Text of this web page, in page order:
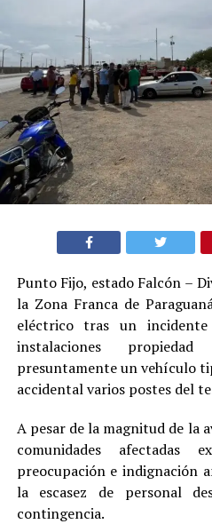
Punto Fijo, estado Falcón –
la Zona Franca de
eléctrico tras un
instalaciones
presuntamente un vehículo
accidental varios postes del
A pesar de la magnitud de la
comunidades afectadas
preocupación e indignación
la escasez de personal
contingencia.